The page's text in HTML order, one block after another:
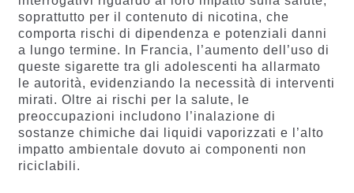
soprattutto per il contenuto di nicotina, che
comporta rischi di dipendenza e potenziali danni
a lungo termine. In Francia, l’aumento dell’uso di
queste sigarette tra gli adolescenti ha allarmato
le autorità, evidenziando la necessità di interventi
mirati. Oltre ai rischi per la salute, le
preoccupazioni includono l’inalazione di
sostanze chimiche dai liquidi vaporizzati e l’alto
impatto ambientale dovuto ai componenti non
riciclabili.